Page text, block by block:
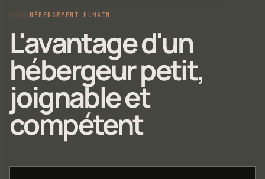
HÉBERGEMENT HUMAIN
L'avantage d'un
hébergeur petit,
joignable et
compétent